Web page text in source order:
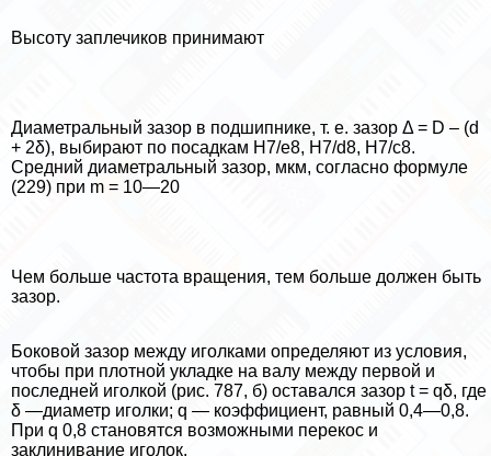
Высоту заплечиков принимают
Диаметральный зазор в подшипнике, т. е. зазор Δ = D – (d
+ 2δ), выбирают по посадкам Н7/е8, H7/d8, Н7/с8.
Средний диаметральный зазор, мкм, согласно формуле
(229) при m = 10—20
Чем больше частота вращения, тем больше должен быть
зазор.
Боковой зазор между иголками определяют из условия,
чтобы при плотной укладке на валу между первой и
последней иголкой (рис. 787, б) оставался зазор t = qδ, где
δ —диаметр иголки; q — коэффициент, равный 0,4—0,8.
При q 0,8 становятся возможными перекос и
заклинивание иголок.